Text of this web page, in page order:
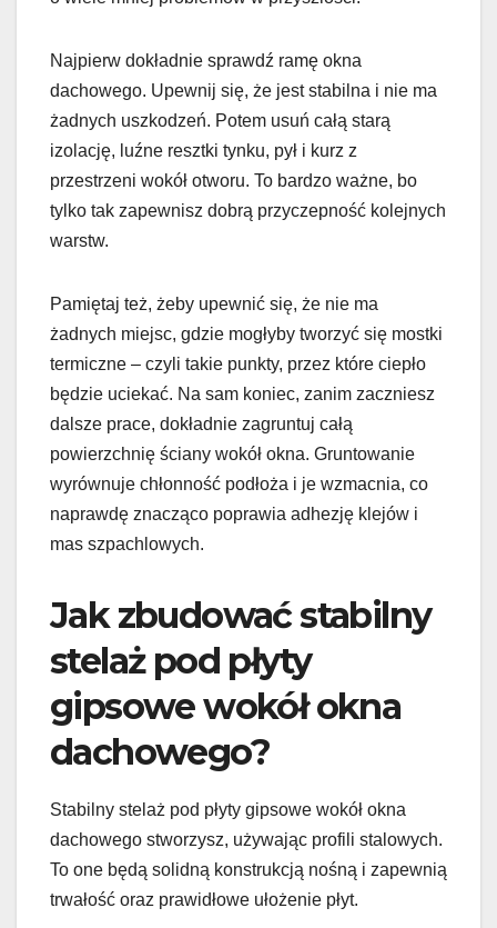
Najpierw dokładnie sprawdź ramę okna
dachowego. Upewnij się, że jest stabilna i nie ma
żadnych uszkodzeń. Potem usuń całą starą
izolację, luźne resztki tynku, pył i kurz z
przestrzeni wokół otworu. To bardzo ważne, bo
tylko tak zapewnisz dobrą przyczepność kolejnych
warstw.
Pamiętaj też, żeby upewnić się, że nie ma
żadnych miejsc, gdzie mogłyby tworzyć się mostki
termiczne – czyli takie punkty, przez które ciepło
będzie uciekać. Na sam koniec, zanim zaczniesz
dalsze prace, dokładnie zagruntuj całą
powierzchnię ściany wokół okna. Gruntowanie
wyrównuje chłonność podłoża i je wzmacnia, co
naprawdę znacząco poprawia adhezję klejów i
mas szpachlowych.
Jak zbudować stabilny
stelaż pod płyty
gipsowe wokół okna
dachowego?
Stabilny stelaż pod płyty gipsowe wokół okna
dachowego stworzysz, używając profili stalowych.
To one będą solidną konstrukcją nośną i zapewnią
trwałość oraz prawidłowe ułożenie płyt.